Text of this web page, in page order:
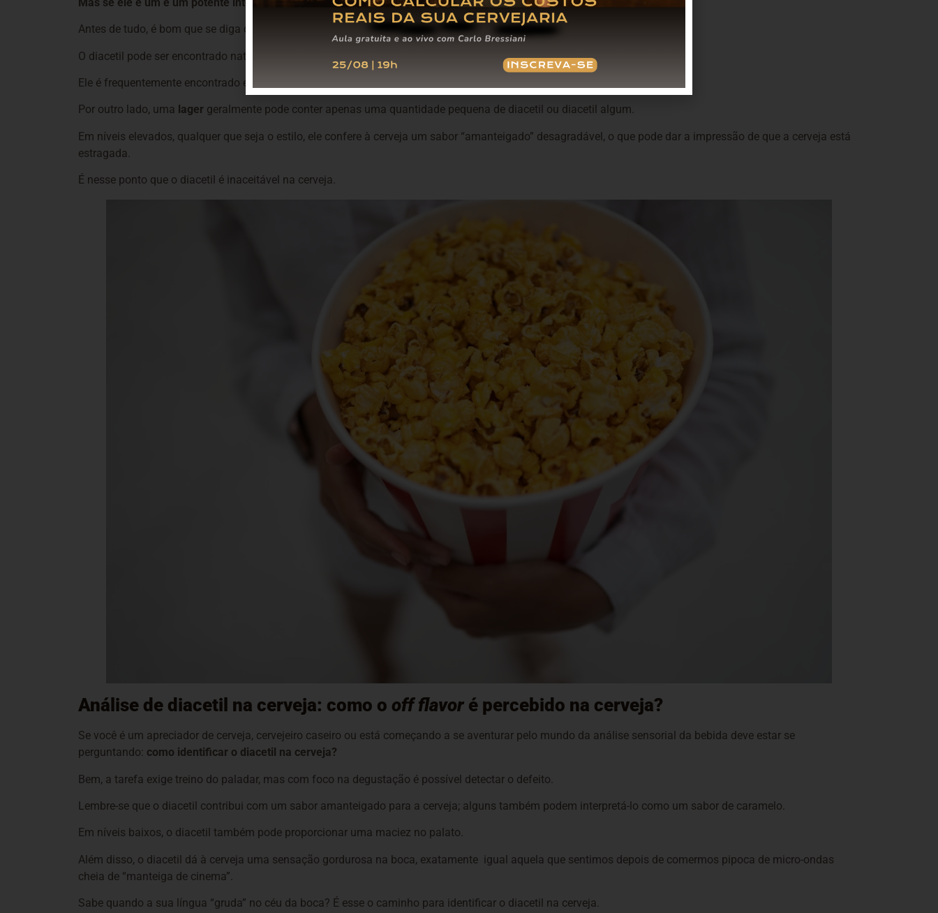
Antes de tudo, é bom que se diga que nem sempre o diacetil será um vilão da cerveja.
O diacetil pode ser encontrado naturalmente em algumas cervejas, principalmente em cervejas envelhecidas e ácidas.
Ele é frequentemente encontrado em
Por outro lado, uma lager geralmente pode conter apenas uma quantidade pequena de diacetil ou diacetil algum.
Em níveis elevados, qualquer que seja o estilo, ele confere à cerveja um sabor “amanteigado” desagradável, o que pode dar a impressão de que a cerveja está
estragada.
É nesse ponto que o diacetil é inaceitável na cerveja.
Análise de diacetil na cerveja: como o off flavor é percebido na cerveja?
Se você é um apreciador de cerveja, cervejeiro caseiro ou está começando a se aventurar pelo mundo da análise sensorial da bebida deve estar se
perguntando: como identificar o diacetil na cerveja?
Bem, a tarefa exige treino do paladar, mas com foco na degustação é possível detectar o defeito.
Lembre-se que o diacetil contribui com um sabor amanteigado para a cerveja; alguns também podem interpretá-lo como um sabor de caramelo.
Em níveis baixos, o diacetil também pode proporcionar uma maciez no palato.
Além disso, o diacetil dá à cerveja uma sensação gordurosa na boca, exatamente igual aquela que sentimos depois de comermos pipoca de micro-ondas
cheia de “manteiga de cinema”.
Sabe quando a sua língua “gruda” no céu da boca? É esse o caminho para identificar o diacetil na cerveja.